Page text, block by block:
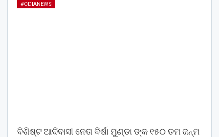
#ODIANEWS
ବିଶିଷ୍ଟ ଆଦିବାସୀ ନେତା ବିର୍ଷା ମୁଣ୍ଡା ଙ୍କ ୧୫୦ ତମ ଜନ୍ମ